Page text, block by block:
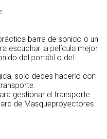
barra de sonido o un
escuchar la película mejor
del portátil o del
solo debes hacerlo con
gestionar el transporte
de Masqueproyectores.